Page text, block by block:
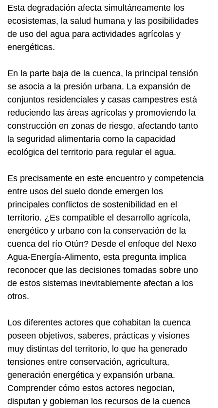
Esta degradación afecta simultáneamente los
ecosistemas, la salud humana y las posibilidades
de uso del agua para actividades agrícolas y
energéticas.
En la parte baja de la cuenca, la principal tensión
se asocia a la presión urbana. La expansión de
conjuntos residenciales y casas campestres está
reduciendo las áreas agrícolas y promoviendo la
construcción en zonas de riesgo, afectando tanto
la seguridad alimentaria como la capacidad
ecológica del territorio para regular el agua.
Es precisamente en este encuentro y competencia
entre usos del suelo donde emergen los
principales conflictos de sostenibilidad en el
territorio. ¿Es compatible el desarrollo agrícola,
energético y urbano con la conservación de la
cuenca del río Otún? Desde el enfoque del Nexo
Agua-Energía-Alimento, esta pregunta implica
reconocer que las decisiones tomadas sobre uno
de estos sistemas inevitablemente afectan a los
otros.
Los diferentes actores que cohabitan la cuenca
poseen objetivos, saberes, prácticas y visiones
muy distintas del territorio, lo que ha generado
tensiones entre conservación, agricultura,
generación energética y expansión urbana.
Comprender cómo estos actores negocian,
disputan y gobiernan los recursos de la cuenca